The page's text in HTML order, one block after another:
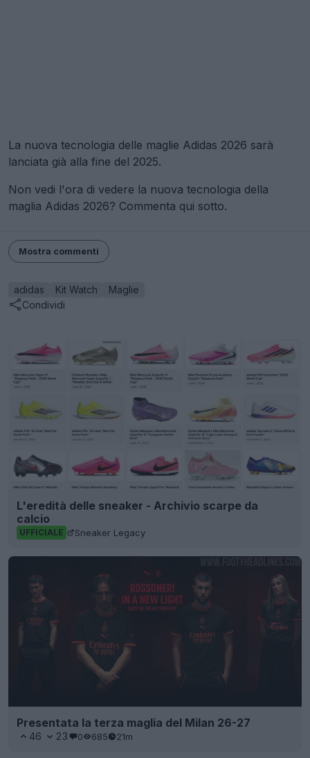
La nuova tecnologia delle maglie Adidas 2026 sarà
lanciata già alla fine del 2025.
Non vedi l'ora di vedere la nuova tecnologia della
maglia Adidas 2026? Commenta qui sotto.
Mostra commenti
adidas Kit Watch
Maglie
Condividi
L'eredità delle sneaker - Archivio scarpe da
calcio
UFFICIALE Sneaker Legacy
Presentata la terza maglia del Milan 26-27
46 23 0 685 21m